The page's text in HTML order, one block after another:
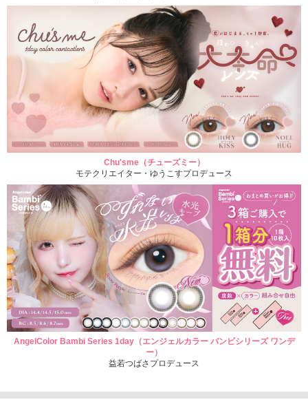
Chu'sme（チューズミー）
モテクリエイター・ゆうこすプロデュース
AngelColor Bambi Series 1day（エンジェルカラー バンビシリーズ ワンデ
ー）
益若つばさプロデュース